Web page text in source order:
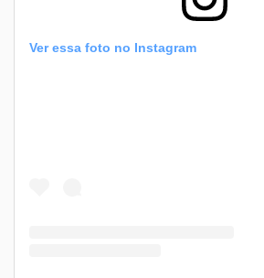
Ver essa foto no Instagram